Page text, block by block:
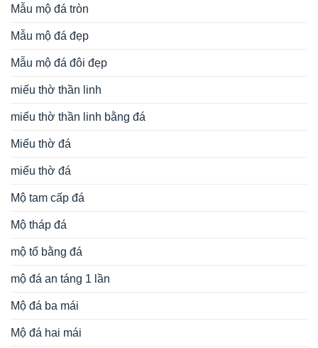
Mẫu mộ đá tròn
Mẫu mộ đá đẹp
Mẫu mộ đá đôi đẹp
miếu thờ thần linh
miếu thờ thần linh bằng đá
Miếu thờ đá
miếu thờ đá
Mộ tam cấp đá
Mộ tháp đá
mộ tổ bằng đá
mộ đá an táng 1 lần
Mộ đá ba mái
Mộ đá hai mái